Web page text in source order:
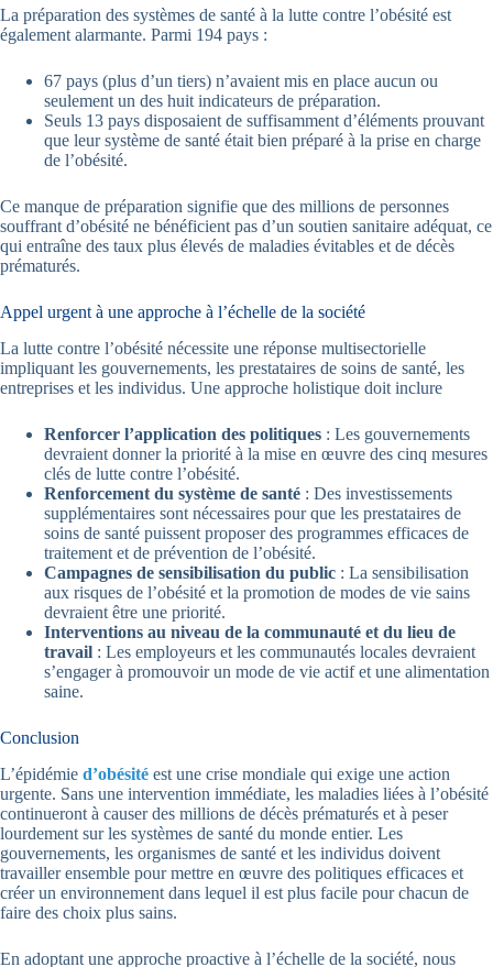
La préparation des systèmes de santé à la lutte contre l’obésité est
également alarmante. Parmi 194 pays :
67 pays (plus d’un tiers) n’avaient mis en place aucun ou
seulement un des huit indicateurs de préparation.
Seuls 13 pays disposaient de suffisamment d’éléments prouvant
que leur système de santé était bien préparé à la prise en charge
de l’obésité.
Ce manque de préparation signifie que des millions de personnes
souffrant d’obésité ne bénéficient pas d’un soutien sanitaire adéquat, ce
qui entraîne des taux plus élevés de maladies évitables et de décès
prématurés.
Appel urgent à une approche à l’échelle de la société
La lutte contre l’obésité nécessite une réponse multisectorielle
impliquant les gouvernements, les prestataires de soins de santé, les
entreprises et les individus. Une approche holistique doit inclure
Renforcer l’application des politiques : Les gouvernements
devraient donner la priorité à la mise en œuvre des cinq mesures
clés de lutte contre l’obésité.
Renforcement du système de santé : Des investissements
supplémentaires sont nécessaires pour que les prestataires de
soins de santé puissent proposer des programmes efficaces de
traitement et de prévention de l’obésité.
Campagnes de sensibilisation du public : La sensibilisation
aux risques de l’obésité et la promotion de modes de vie sains
devraient être une priorité.
Interventions au niveau de la communauté et du lieu de
travail : Les employeurs et les communautés locales devraient
s’engager à promouvoir un mode de vie actif et une alimentation
saine.
Conclusion
L’épidémie d’obésité est une crise mondiale qui exige une action
urgente. Sans une intervention immédiate, les maladies liées à l’obésité
continueront à causer des millions de décès prématurés et à peser
lourdement sur les systèmes de santé du monde entier. Les
gouvernements, les organismes de santé et les individus doivent
travailler ensemble pour mettre en œuvre des politiques efficaces et
créer un environnement dans lequel il est plus facile pour chacun de
faire des choix plus sains.
En adoptant une approche proactive à l’échelle de la société, nous